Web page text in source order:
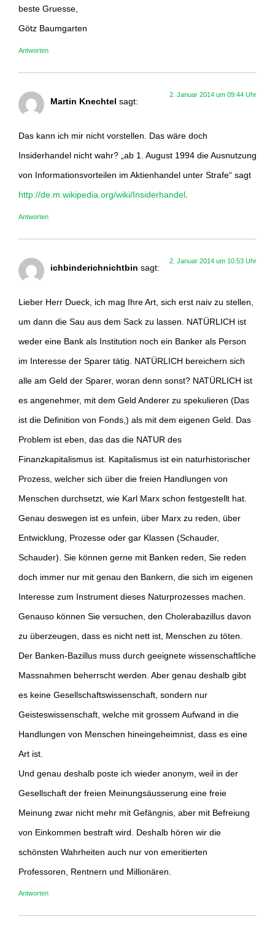
beste Gruesse,
Götz Baumgarten
Antworten
Martin Knechtel sagt:
2. Januar 2014 um 09:44 Uhr
Das kann ich mir nicht vorstellen. Das wäre doch
Insiderhandel nicht wahr? „ab 1. August 1994 die Ausnutzung
von Informationsvorteilen im Aktienhandel unter Strafe“ sagt
http://de.m.wikipedia.org/wiki/Insiderhandel.
Antworten
ichbinderichnichtbin sagt:
2. Januar 2014 um 10:53 Uhr
Lieber Herr Dueck, ich mag Ihre Art, sich erst naiv zu stellen,
um dann die Sau aus dem Sack zu lassen. NATÜRLICH ist
weder eine Bank als Institution noch ein Banker als Person
im Interesse der Sparer tätig. NATÜRLICH bereichern sich
alle am Geld der Sparer, woran denn sonst? NATÜRLICH ist
es angenehmer, mit dem Geld Anderer zu spekulieren (Das
ist die Definition von Fonds,) als mit dem eigenen Geld. Das
Problem ist eben, das das die NATUR des
Finanzkapitalismus ist. Kapitalismus ist ein naturhistorischer
Prozess, welcher sich über die freien Handlungen von
Menschen durchsetzt, wie Karl Marx schon festgestellt hat.
Genau deswegen ist es unfein, über Marx zu reden, über
Entwicklung, Prozesse oder gar Klassen (Schauder,
Schauder). Sie können gerne mit Banken reden, Sie reden
doch immer nur mit genau den Bankern, die sich im eigenen
Interesse zum Instrument dieses Naturprozesses machen.
Genauso können Sie versuchen, den Cholerabazillus davon
zu überzeugen, dass es nicht nett ist, Menschen zu töten.
Der Banken-Bazillus muss durch geeignete wissenschaftliche
Massnahmen beherrscht werden. Aber genau deshalb gibt
es keine Gesellschaftswissenschaft, sondern nur
Geisteswissenschaft, welche mit grossem Aufwand in die
Handlungen von Menschen hineingeheimnist, dass es eine
Art ist.
Und genau deshalb poste ich wieder anonym, weil in der
Gesellschaft der freien Meinungsäusserung eine freie
Meinung zwar nicht mehr mit Gefängnis, aber mit Befreiung
von Einkommen bestraft wird. Deshalb hören wir die
schönsten Wahrheiten auch nur von emeritierten
Professoren, Rentnern und Millionären.
Antworten